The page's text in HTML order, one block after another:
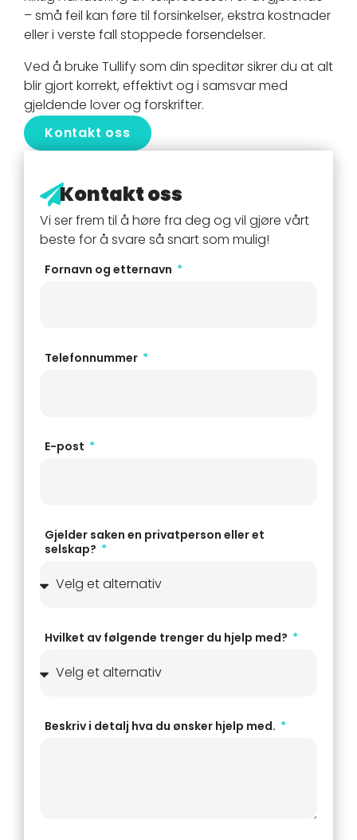
– små feil kan føre til forsinkelser, ekstra kostnader
eller i verste fall stoppede forsendelser.
Ved å bruke Tullify som din speditør sikrer du at alt
blir gjort korrekt, effektivt og i samsvar med
gjeldende lover og forskrifter.
Kontakt oss
Kontakt oss
Vi ser frem til å høre fra deg og vil gjøre vårt
beste for å svare så snart som mulig!
Fornavn og etternavn
Telefonnummer
E-post
Gjelder saken en privatperson eller et
selskap?
Hvilket av følgende trenger du hjelp med?
Beskriv i detalj hva du ønsker hjelp med.